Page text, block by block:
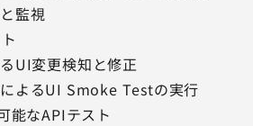
監視
UI変更検知と修正
によるUI Smoke Testの実行
能なAPIテスト